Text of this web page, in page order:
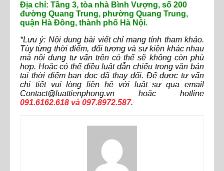
Địa chỉ: Tầng 3, tòa nhà Bình Vượng, số 200
đường Quang Trung, phường Quang Trung,
quận Hà Đông, thành phố Hà Nội.
*Lưu ý: Nội dung bài viết chỉ mang tính tham khảo.
Tùy từng thời điểm, đối tượng và sự kiện khác nhau
mà nội dung tư vấn trên có thể sẽ không còn phù
hợp. Hoặc có thể điều luật dẫn chiếu trong văn bản
tại thời điểm bạn đọc đã thay đổi. Để được tư vấn
chi tiết vui lòng liên hệ với luật sư qua email
Contact@luattienphong.vn hoặc hotline
091.6162.618 và 097.8972.587.